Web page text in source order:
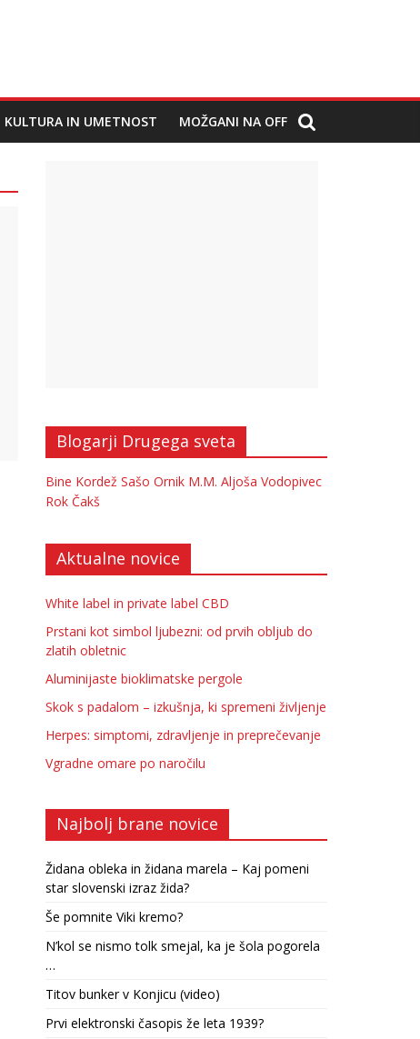
KULTURA IN UMETNOST MOŽGANI NA OFF
Blogarji Drugega sveta
Bine Kordež Sašo Ornik M.M. Aljoša Vodopivec
Rok Čakš
Aktualne novice
White label in private label CBD
Prstani kot simbol ljubezni: od prvih obljub do
zlatih obletnic
Aluminijaste bioklimatske pergole
Skok s padalom – izkušnja, ki spremeni življenje
Herpes: simptomi, zdravljenje in preprečevanje
Vgradne omare po naročilu
Najbolj brane novice
Židana obleka in židana marela – Kaj pomeni
star slovenski izraz žida?
Še pomnite Viki kremo?
N’kol se nismo tolk smejal, ka je šola pogorela
…
Titov bunker v Konjicu (video)
Prvi elektronski časopis že leta 1939?